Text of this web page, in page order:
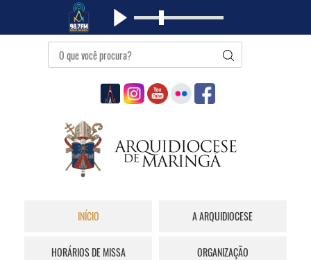
INÍCIO A ARQUIDIOCESE
HORÁRIOS DE MISSA ORGANIZAÇÃO